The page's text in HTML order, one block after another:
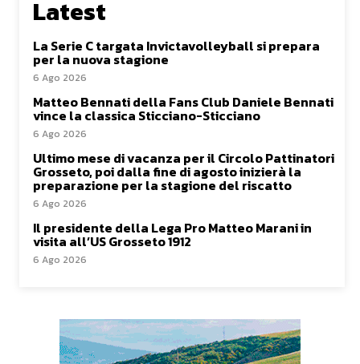
Latest
La Serie C targata Invictavolleyball si prepara
per la nuova stagione
6 Ago 2026
Matteo Bennati della Fans Club Daniele Bennati
vince la classica Sticciano-Sticciano
6 Ago 2026
Ultimo mese di vacanza per il Circolo Pattinatori
Grosseto, poi dalla fine di agosto inizierà la
preparazione per la stagione del riscatto
6 Ago 2026
Il presidente della Lega Pro Matteo Marani in
visita all’US Grosseto 1912
6 Ago 2026